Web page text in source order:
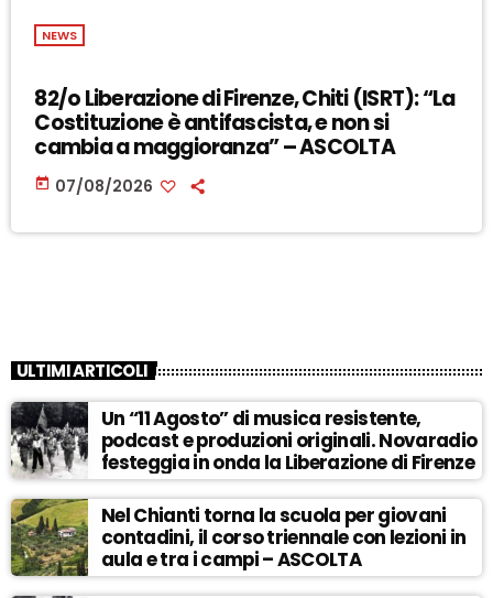
NEWS
82/o Liberazione di Firenze, Chiti (ISRT): “La
Costituzione è antifascista, e non si
cambia a maggioranza” – ASCOLTA
today 07/08/2026
ULTIMI ARTICOLI
Un “11 Agosto” di musica resistente,
podcast e produzioni originali. Novaradio
festeggia in onda la Liberazione di Firenze
Nel Chianti torna la scuola per giovani
contadini, il corso triennale con lezioni in
aula e tra i campi – ASCOLTA